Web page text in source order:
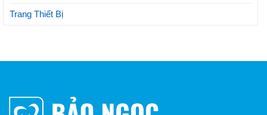
Trang Thiết Bị